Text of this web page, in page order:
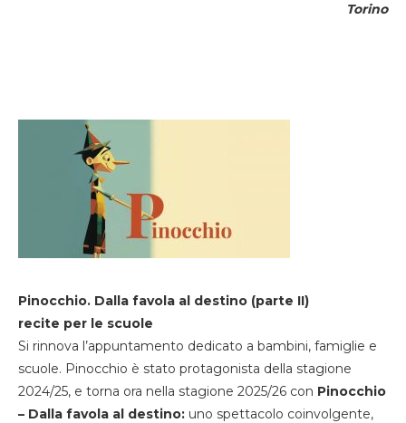
Torino
Pinocchio. Dalla favola al destino (parte II)
recite per le scuole
Si rinnova l’appuntamento dedicato a bambini, famiglie e
scuole. Pinocchio è stato protagonista della stagione
2024/25, e torna ora nella stagione 2025/26 con Pinocchio
– Dalla favola al destino: uno spettacolo coinvolgente,